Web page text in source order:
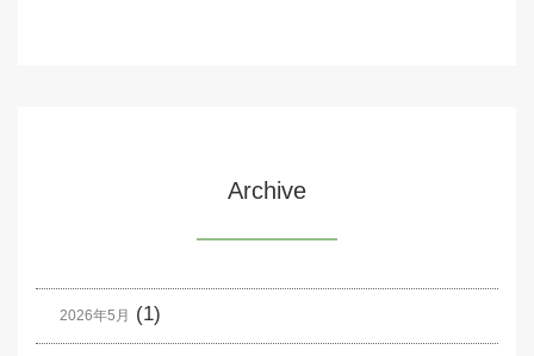
Archive
2026年5月 (1)